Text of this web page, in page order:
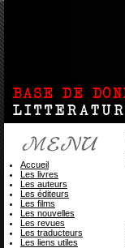
Accueil
Les livres
Les auteurs
Les éditeurs
Les films
Les nouvelles
Les revues
Les traducteurs
Les liens utiles